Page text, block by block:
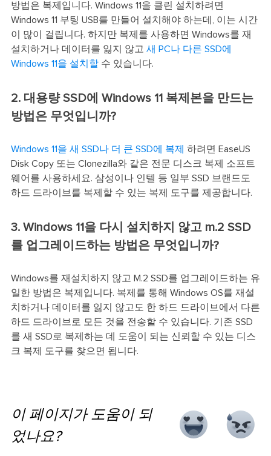
방법은 복제입니다. Windows 11을 클린 설치하려면
Windows 11 부팅 USB를 만들어 설치해야 하는데, 이는 시간
이 많이 걸립니다. 하지만 복제를 사용하면 Windows를 재
설치하거나 데이터를 잃지 않고 새 PC나 다른 SSD에
Windows 11을 설치할수 있습니다.
2. 대용량 SSD에 Windows 11 복제본을 만드는
방법은 무엇입니까?
Windows 11을 새 SSD나 더 큰 SSD에 복제
하려면 EaseUS
Disk Copy 또는 Clonezilla와 같은 전문 디스크 복제 소프트
웨어를 사용하세요. 삼성이나 인텔 등 일부 SSD 브랜드도
하드 드라이브를 복제할 수 있는 복제 도구를 제공합니다.
3. Windows 11을 다시 설치하지 않고 m.2 SSD
를 업그레이드하는 방법은 무엇입니까?
Windows를 재설치하지 않고 M.2 SSD를 업그레이드하는 유
일한 방법은 복제입니다. 복제를 통해 Windows OS를 재설
치하거나 데이터를 잃지 않고도 한 하드 드라이브에서 다른
하드 드라이브로 모든 것을 전송할 수 있습니다. 기존 SSD
를 새 SSD로 복제하는 데 도움이 되는 신뢰할 수 있는 디스
크 복제 도구를 찾으면 됩니다.
이 페이지가 도움이 되
었나요?